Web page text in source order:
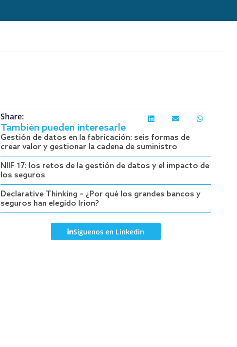
Share:
También pueden interesarle
Gestión de datos en la fabricación: seis formas de
crear valor y gestionar la cadena de suministro
NIIF 17: los retos de la gestión de datos y el impacto de
los seguros
Declarative Thinking – ¿Por qué los grandes bancos y
seguros han elegido Irion?
Síguenos en Linkedin